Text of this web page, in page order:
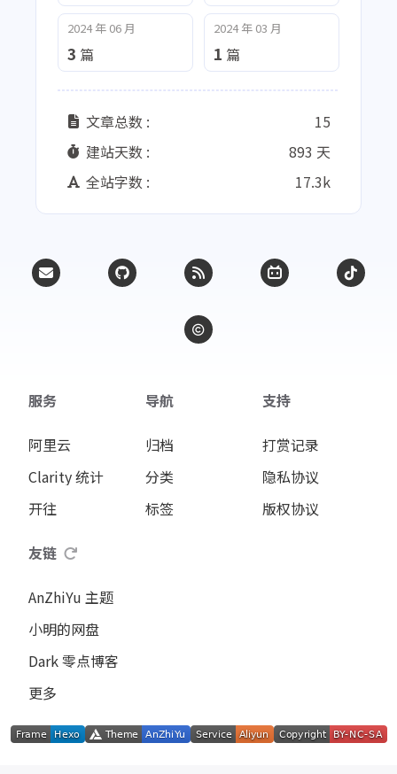
2024 年 06 月
3 篇
2024 年 03 月
1 篇
文章总数 :
15
建站天数 :
893 天
全站字数 :
17.3k
服务
阿里云
Clarity 统计
开往
导航
归档
分类
标签
支持
打赏记录
隐私协议
版权协议
友链
AnZhiYu 主题
小明的网盘
Dark 零点博客
更多